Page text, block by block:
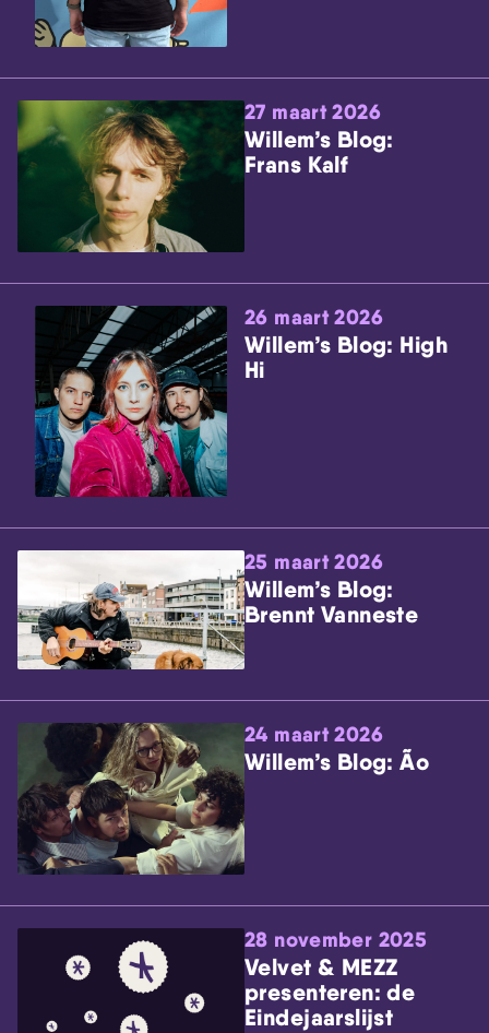
27 maart 2026
Willem’s Blog:
Frans Kalf
26 maart 2026
Willem’s Blog: High
Hi
25 maart 2026
Willem’s Blog:
Brennt Vanneste
24 maart 2026
Willem’s Blog: Ão
28 november 2025
Velvet & MEZZ
presenteren: de
Eindejaarslijst